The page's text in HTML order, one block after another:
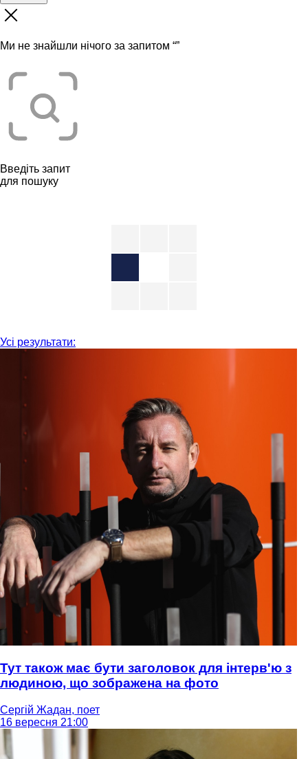
Ми не знайшли нічого за запитом “”
Введіть запит
для пошуку
Усі результати:
Тут також має бути заголовок для інтерв'ю з
людиною, що зображена на фото
Сергій Жадан, поет
16 вересня 21:00